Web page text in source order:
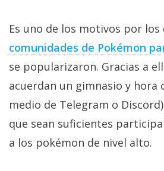
Cambiar
opciones
de
privacidad
/
Legal
El medio de
Es uno de los motivos por los
comunidades de Pokémon
se popularizaron. Gracias a
acuerdan un gimnasio y hora
medio de Telegram o
que sean suficientes
a los pokémon de nivel alto.